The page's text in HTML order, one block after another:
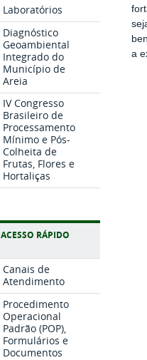
Laboratórios
Diagnóstico
Geoambiental
Integrado do
Município de
Areia
IV Congresso
Brasileiro de
Processamento
Mínimo e Pós-
Colheita de
Frutas, Flores e
Hortaliças
ACESSO RÁPIDO
Canais de
Atendimento
Procedimento
Operacional
Padrão (POP),
Formulários e
Documentos
a